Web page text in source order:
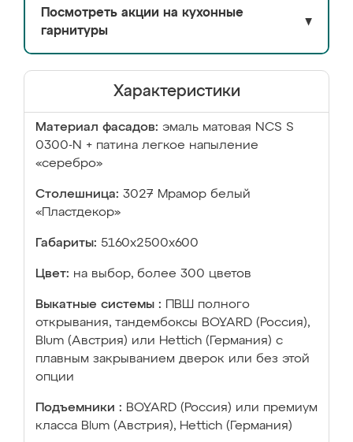
Посмотреть акции на кухонные
гарнитуры
▼
Характеристики
Материал фасадов: эмаль матовая NCS S
0300-N + патина легкое напыление
«серебро»
Столешница: 3027 Мрамор белый
«Пластдекор»
Габариты: 5160х2500х600
Цвет: на выбор, более 300 цветов
Выкатные системы :
ПВШ полного
открывания, тандембоксы BOYARD (Россия),
Blum (Австрия) или Hettich (Германия) с
плавным закрыванием дверок или без этой
опции
Подъемники : BOYARD (Россия) или премиум
класса Blum (Австрия), Hettich (Германия)